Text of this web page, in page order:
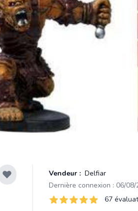
Vendeur : Delfiar
Évaluations
67 sur 5 étoiles 67